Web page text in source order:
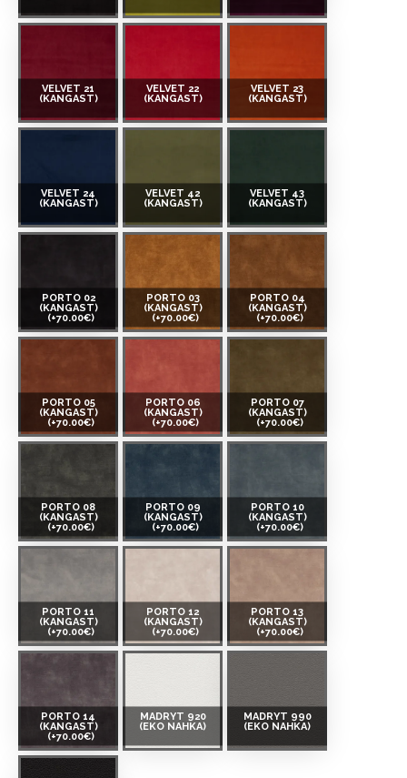
VELVET 21
(KANGAST)
VELVET 22
(KANGAST)
VELVET 23
(KANGAST)
VELVET 24
(KANGAST)
VELVET 42
(KANGAST)
VELVET 43
(KANGAST)
PORTO 02
(KANGAST)
(+70.00€)
PORTO 03
(KANGAST)
(+70.00€)
PORTO 04
(KANGAST)
(+70.00€)
PORTO 05
(KANGAST)
(+70.00€)
PORTO 06
(KANGAST)
(+70.00€)
PORTO 07
(KANGAST)
(+70.00€)
PORTO 08
(KANGAST)
(+70.00€)
PORTO 09
(KANGAST)
(+70.00€)
PORTO 10
(KANGAST)
(+70.00€)
PORTO 11
(KANGAST)
(+70.00€)
PORTO 12
(KANGAST)
(+70.00€)
PORTO 13
(KANGAST)
(+70.00€)
PORTO 14
(KANGAST)
(+70.00€)
MADRYT 920
(EKO NAHKA)
MADRYT 990
(EKO NAHKA)